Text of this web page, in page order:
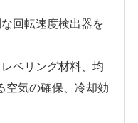
回転速度検出器を
ベリング材料、均
空気の確保、冷却効